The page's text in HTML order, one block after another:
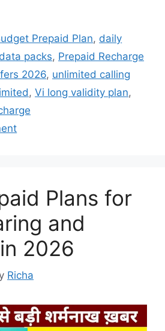
Prepaid Plan, daily
packs, Prepaid Recharge
2026, unlimited calling
, Vi long validity plan,
Plans for
and
2026
Richa